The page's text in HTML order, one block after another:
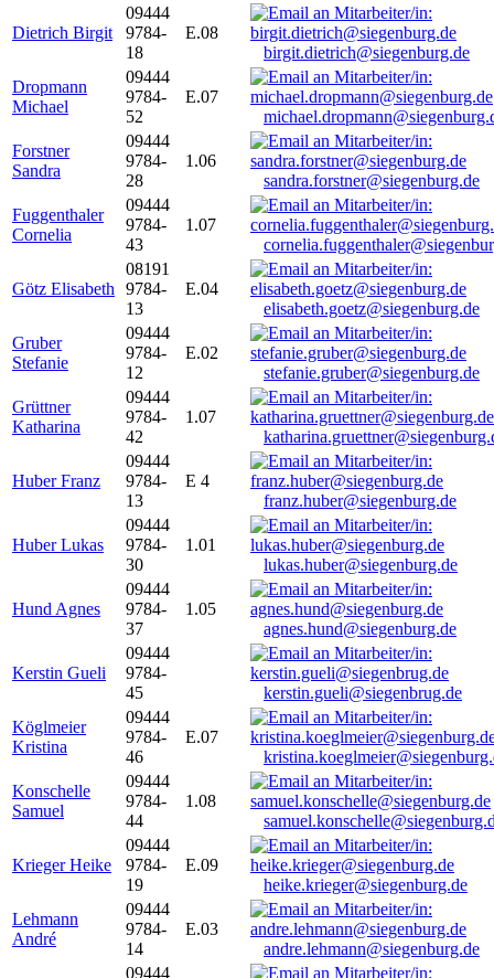
Dietrich Birgit
09444
9784-
18
E.08
birgit.dietrich@siegenburg.de
Dropmann
Michael
09444
9784-
52
E.07
Forstner
Sandra
09444
9784-
28
1.06
sandra.forstner@siegenburg.de
Fuggenthaler
Cornelia
09444
9784-
43
1.07
Götz Elisabeth
08191
9784-
13
E.04
elisabeth.goetz@siegenburg.de
Gruber
Stefanie
09444
9784-
12
E.02
stefanie.gruber@siegenburg.de
Grüttner
Katharina
09444
9784-
42
1.07
Huber Franz
09444
9784-
13
E 4
franz.huber@siegenburg.de
Huber Lukas
09444
9784-
30
1.01
lukas.huber@siegenburg.de
Hund Agnes
09444
9784-
37
1.05
agnes.hund@siegenburg.de
Kerstin Gueli
09444
9784-
45
kerstin.gueli@siegenbrug.de
Köglmeier
Kristina
09444
9784-
46
E.07
Konschelle
Samuel
09444
9784-
44
1.08
Krieger Heike
09444
9784-
19
E.09
heike.krieger@siegenburg.de
Lehmann
André
09444
9784-
14
E.03
andre.lehmann@siegenburg.de
09444